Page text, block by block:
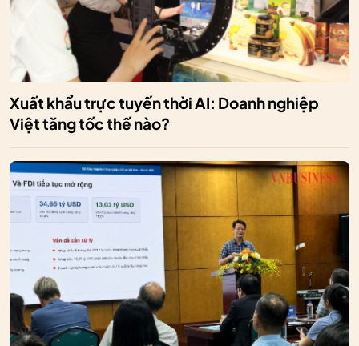
Xuất khẩu trực tuyến thời AI: Doanh nghiệp
Việt tăng tốc thế nào?